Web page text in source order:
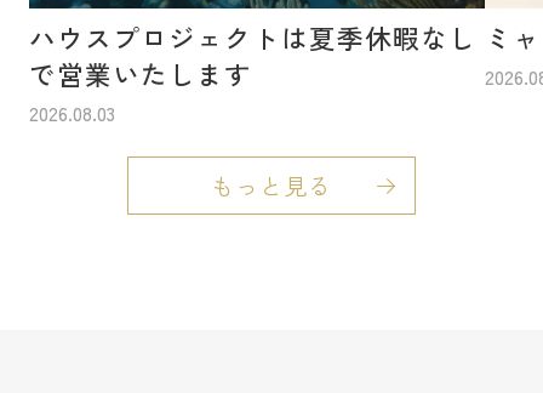
無料！！
⭐⭐新着物件 ⭐⭐
数料が無料
【滋賀県守山市の戸建】
ハウスプロジェクトは夏季休暇なし
で営業いたします
2026.08.03
ミ
もっと見る